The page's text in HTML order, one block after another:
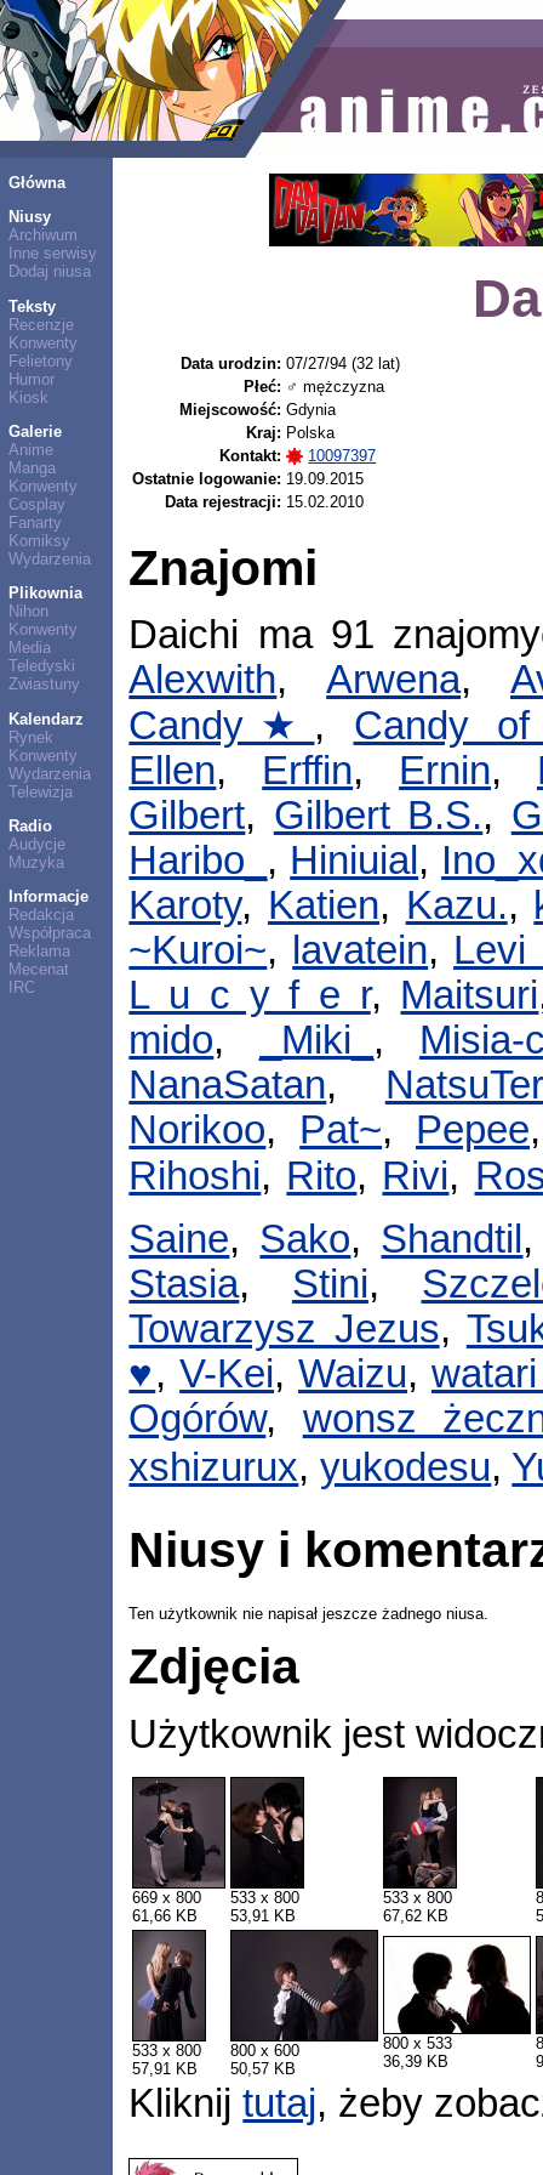
Główna
Niusy
Archiwum
Inne serwisy
Dodaj niusa
Teksty
Recenzje
Konwenty
Felietony
Humor
Kiosk
Galerie
Anime
Manga
Konwenty
Cosplay
Fanarty
Komiksy
Wydarzenia
Plikownia
Nihon
Konwenty
Media
Teledyski
Zwiastuny
Kalendarz
Rynek
Konwenty
Wydarzenia
Telewizja
Radio
Audycje
Muzyka
Informacje
Redakcja
Współpraca
Reklama
Mecenat
IRC
Data urodzin: 07/27/94 (32 lat)
Płeć: ♂ mężczyzna
Miejscowość: Gdynia
Kraj: Polska
Kontakt:
10097397
Ostatnie logowanie: 19.09.2015
Data rejestracji: 15.02.2010
Znajomi
Daichi ma 91
Alexwith,Arwena,
Candy★ , Candy of
Ellen, Erffin, Ernin,
Gilbert, Gilbert B.S.,
Haribo_ , Hiniuial ,
Karoty, Katien, Kazu.,
~Kuroi~, lavatein, Levi
L u c y f e r, Maitsuri
mido, _Miki_ , Misia-
NanaSatan,
Norikoo, Pat~, Pepee
Rihoshi, Rito, Rivi,
Saine, Sako, Shandtil
Stasia, Stini,
Towarzysz Jezus,
♥,V-Kei,Waizu,
Ogórów, wonsz
xshizurux,yukodesu,
Niusy i
Ten użytkownik nie napisał jeszcze żadnego niusa.
Zdjęcia
Użytkownik jest
669 x 800
61,66 KB
533 x 800
53,91 KB
533 x 800
67,62 KB
533 x 800
57,91 KB
800 x 600
50,57 KB
800 x 533
36,39 KB
Kliknijtutaj, żeby